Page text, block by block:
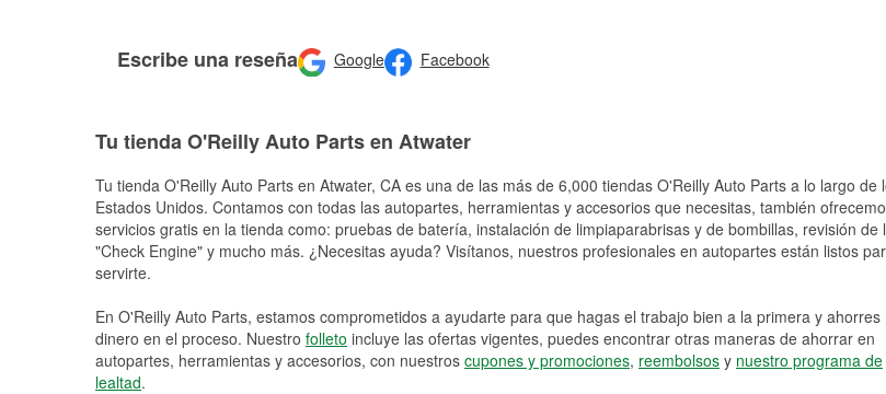
Escribe una reseña Google Facebook
Tu tienda O'Reilly Auto Parts en Atwater
Tu tienda O'Reilly Auto Parts en Atwater, CA es una de las más de 6,000 tiendas O'Reilly Auto Parts a lo largo de
Estados Unidos. Contamos con todas las autopartes, herramientas y accesorios que necesitas, también
servicios gratis en la tienda como: pruebas de batería, instalación de limpiaparabrisas y de bombillas, revisión de
"Check Engine" y mucho más. ¿Necesitas ayuda? Visítanos, nuestros profesionales en autopartes están listos
servirte.
En O'Reilly Auto Parts, estamos comprometidos a ayudarte para que hagas el trabajo bien a la primera y ahorres
dinero en el proceso. Nuestro folleto incluye las ofertas vigentes, puedes encontrar otras maneras de ahorrar en
autopartes, herramientas y accesorios, con nuestros cupones y promociones, reembolsos y nuestro programa de
lealtad.